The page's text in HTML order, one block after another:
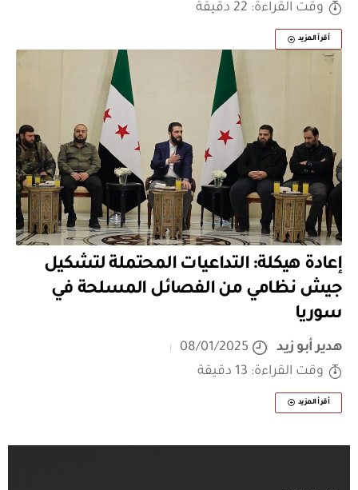
وقت القراءة: 22 دقيقة
أقرأ المزيد
إعادة هيكلة: التداعيات المحتملة لتشكيل
جيش نظامي من الفصائل المسلحة في
سوريا
هدير أبو زيد
08/01/2025
وقت القراءة: 13 دقيقة
أقرأ المزيد